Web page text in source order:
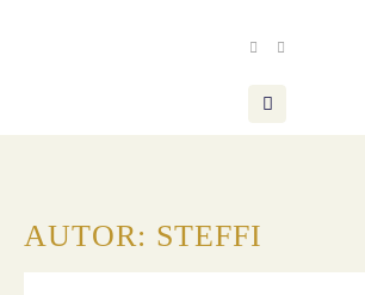
AUTOR: STEFFI